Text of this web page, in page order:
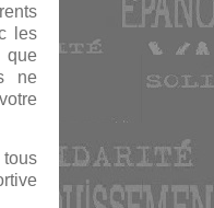
les
que
ne